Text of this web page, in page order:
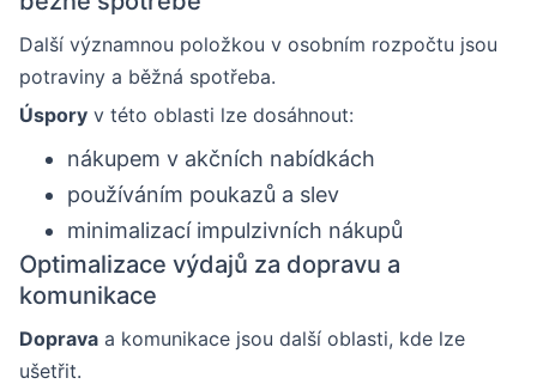
Další významnou položkou v osobním rozpočtu jsou
potraviny a běžná spotřeba.
Úspory v této oblasti lze dosáhnout:
nákupem v akčních nabídkách
používáním poukazů a slev
minimalizací impulzivních nákupů
Optimalizace výdajů za dopravu a
komunikace
Doprava a komunikace jsou další oblasti, kde lze
ušetřit.